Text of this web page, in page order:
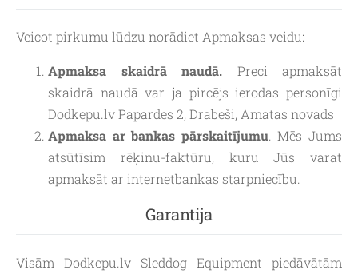
Veicot pirkumu lūdzu norādiet Apmaksas veidu:
Apmaksa skaidrā naudā. Preci apmaksāt
skaidrā naudā var ja pircējs ierodas personīgi
Dodkepu.lv Papardes 2, Drabeši, Amatas novads
Apmaksa ar bankas pārskaitījumu. Mēs Jums
atsūtīsim rēķinu-faktūru, kuru Jūs varat
apmaksāt ar internetbankas starpniecību.
Garantija
Visām Dodkepu.lv Sleddog Equipment piedāvātām